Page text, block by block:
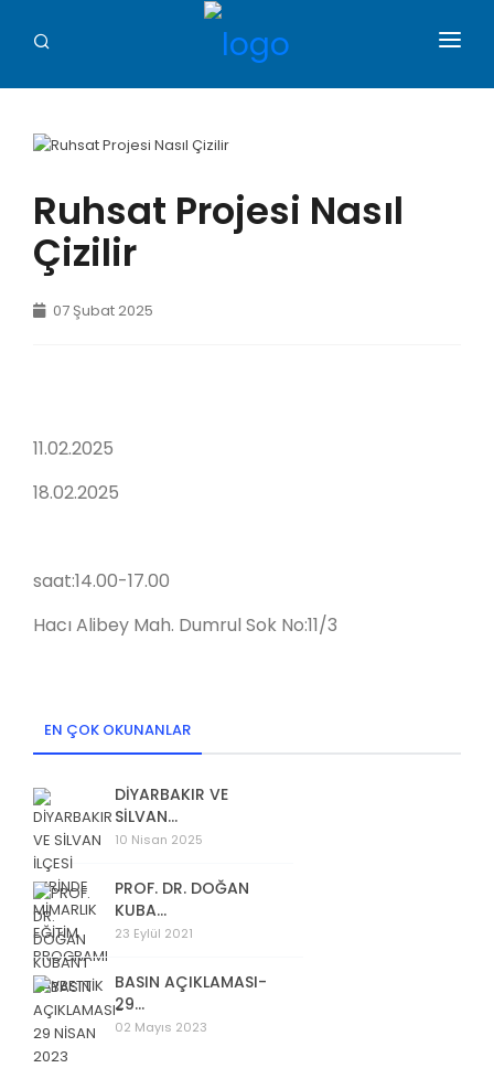
ANA SAYFA
MİMARLAR ODASI
SMGM
GALERİ
Ruhsat Projesi Nasıl
Çizilir
07 Şubat 2025
11.02.2025
18.02.2025
saat:14.00-17.00
Hacı Alibey Mah. Dumrul Sok No:11/3
EN ÇOK OKUNANLAR
DİYARBAKIR VE
SİLVAN...
10 Nisan 2025
PROF. DR. DOĞAN
KUBA...
23 Eylül 2021
BASIN AÇIKLAMASI-
29...
02 Mayıs 2023